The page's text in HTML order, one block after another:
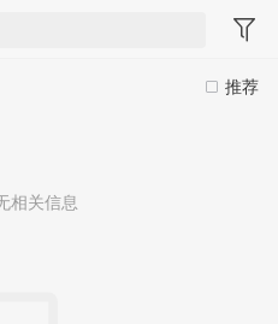
推荐
相关信息